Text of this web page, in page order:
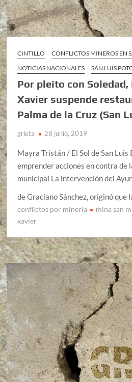
CINTILLO
CONFLICTOS MINEROS EN
NOTICIAS NACIONALES
SAN LUIS
Por pleito con Soledad,
Xavier suspende
Palma de la Cruz (San
grieta 28 junio, 2019
Mayra Tristán / El Sol de San
emprender acciones en contra de
municipal La intervención del
de Graciano Sánchez, originó que
conflictos por mineria mina san
xavier